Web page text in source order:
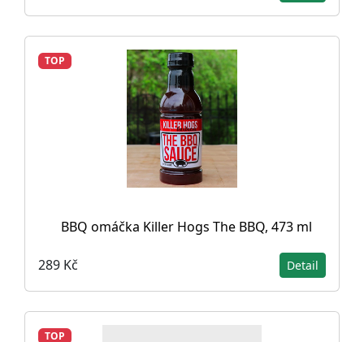
TOP
BBQ omáčka Killer Hogs The BBQ, 473 ml
289 Kč Detail
TOP